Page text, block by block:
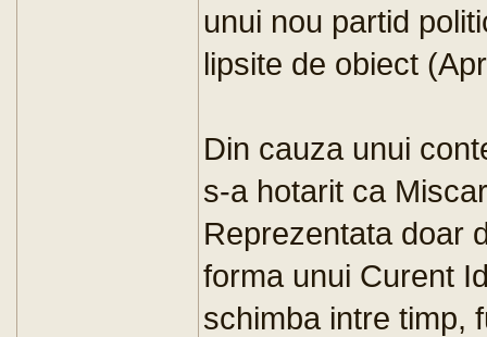
unui nou partid
lipsite de obiect
Din cauza unui
s-a hotarit ca
Reprezentata doar
forma unui Curent
schimba intre timp,